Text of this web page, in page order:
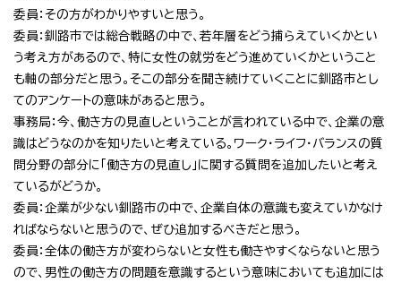
委員：その方がわかりやすいと思う。
委員：釧路市では総合戦略の中で、若年層をどう捕らえていくかとい
う考え方があるので、特に女性の就労をどう進めていくかということ
も軸の部分だと思う。そこの部分を聞き続けていくことに釧路市とし
てのアンケートの意味があると思う。
事務局：今、働き方の見直しということが言われている中で、企業の意
識はどうなのかを知りたいと考えている。ワーク・ライフ・バランスの質
問分野の部分に「働き方の見直し」に関する質問を追加したいと考え
ているがどうか。
委員：企業が少ない釧路市の中で、企業自体の意識も変えていかなけ
ればならないと思うので、ぜひ追加するべきだと思う。
委員：全体の働き方が変わらないと女性も働きやすくならないと思う
ので、男性の働き方の問題を意識するという意味においても追加には